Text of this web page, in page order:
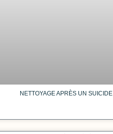
NETTOYAGE APRÈS UN SUICIDE